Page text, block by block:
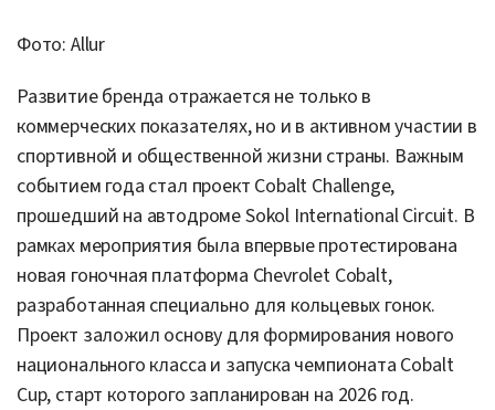
Фото: Allur
Развитие бренда отражается не только в
коммерческих показателях, но и в активном участии в
спортивной и общественной жизни страны. Важным
событием года стал проект Cobalt Challenge,
прошедший на автодроме Sokol International Circuit. В
рамках мероприятия была впервые протестирована
новая гоночная платформа Chevrolet Cobalt,
разработанная специально для кольцевых гонок.
Проект заложил основу для формирования нового
национального класса и запуска чемпионата Cobalt
Cup, старт которого запланирован на 2026 год.